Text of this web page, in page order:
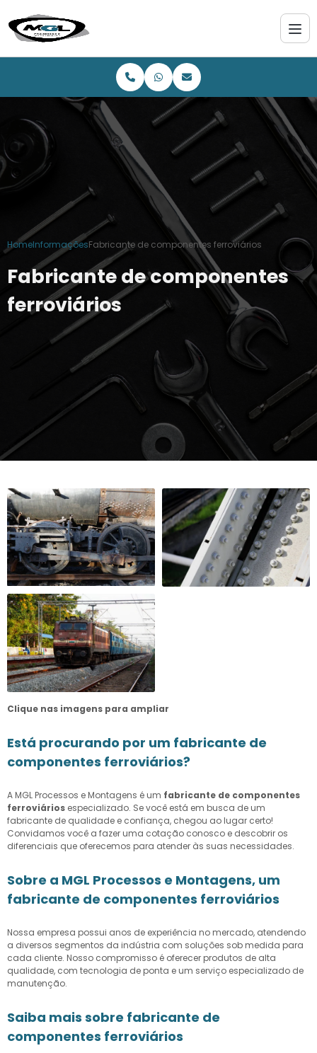
HomeInformaçõesFabricante de componentes ferroviários
Fabricante de componentes
ferroviários
Clique nas imagens para ampliar
Está procurando por um fabricante de
componentes ferroviários?
A MGL Processos e Montagens é um fabricante de componentes
ferroviários especializado. Se você está em busca de um
fabricante de qualidade e confiança, chegou ao lugar certo!
Convidamos você a fazer uma cotação conosco e descobrir os
diferenciais que oferecemos para atender às suas necessidades.
Sobre a MGL Processos e Montagens, um
fabricante de componentes ferroviários
Nossa empresa possui anos de experiência no mercado, atendendo
a diversos segmentos da indústria com soluções sob medida para
cada cliente. Nosso compromisso é oferecer produtos de alta
qualidade, com tecnologia de ponta e um serviço especializado de
manutenção.
Saiba mais sobre fabricante de
componentes ferroviários